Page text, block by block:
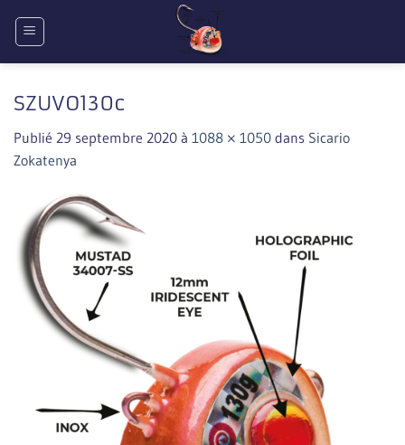
SZUVO130c
Publié 29 septembre 2020 à 1088 × 1050 dans Sicario
Zokatenya